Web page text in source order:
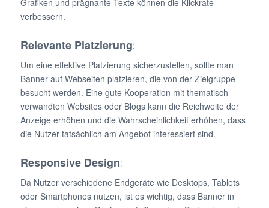
Grafiken und prägnante Texte können die Klickrate
verbessern.
Relevante Platzierung:
Um eine effektive Platzierung sicherzustellen, sollte man
Banner auf Webseiten platzieren, die von der Zielgruppe
besucht werden. Eine gute Kooperation mit thematisch
verwandten Websites oder Blogs kann die Reichweite der
Anzeige erhöhen und die Wahrscheinlichkeit erhöhen, dass
die Nutzer tatsächlich am Angebot interessiert sind.
Responsive Design:
Da Nutzer verschiedene Endgeräte wie Desktops, Tablets
oder Smartphones nutzen, ist es wichtig, dass Banner in